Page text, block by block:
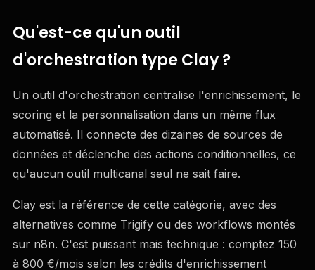
Qu'est-ce qu'un outil
d'orchestration type Clay ?
Un outil d'orchestration centralise l'enrichissement, le
scoring et la personnalisation dans un même flux
automatisé. Il connecte des dizaines de sources de
données et déclenche des actions conditionnelles, ce
qu'aucun outil multicanal seul ne sait faire.
Clay est la référence de cette catégorie, avec des
alternatives comme Trigify ou des workflows montés
sur n8n. C'est puissant mais technique : comptez 150
à 800 €/mois selon les crédits d'enrichissement